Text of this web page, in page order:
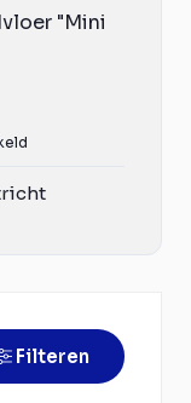
"Mini
Filteren